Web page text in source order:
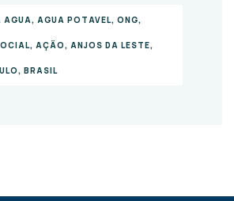
AGUA POTAVEL, ONG,
AÇÃO, ANJOS DA LESTE,
BRASIL